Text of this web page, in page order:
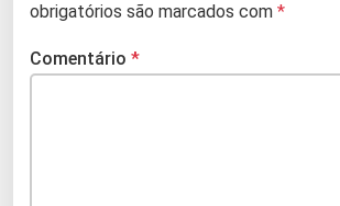
obrigatórios são marcados com *
Comentário *